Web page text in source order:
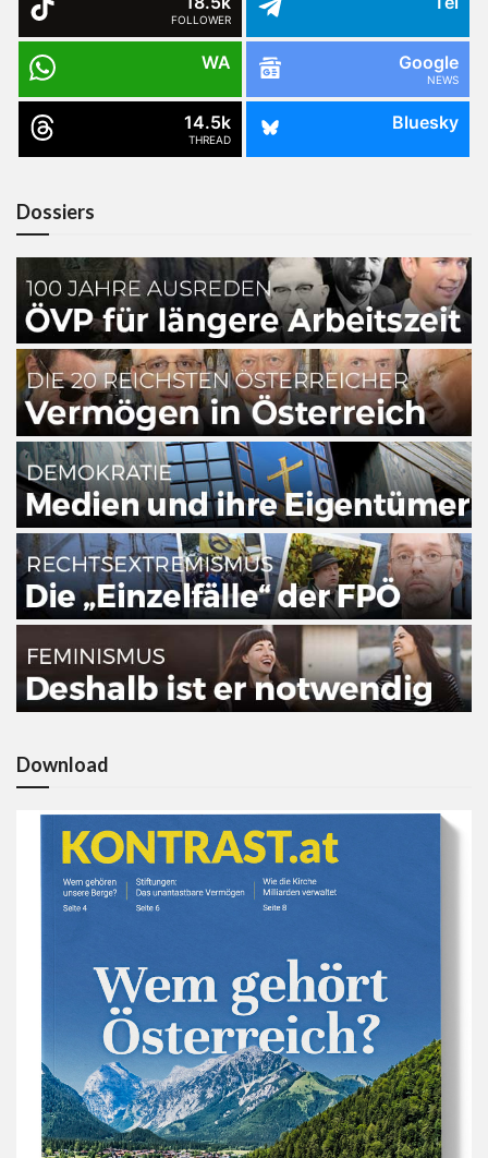
FOLLOWER
WA Google
NEWS
14.5k
THREAD
Bluesky
Dossiers
Download